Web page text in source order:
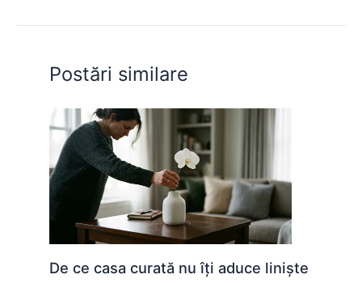
o
o
k
p
p
n
g
er
Postări similare
De ce casa curată nu îți aduce liniște